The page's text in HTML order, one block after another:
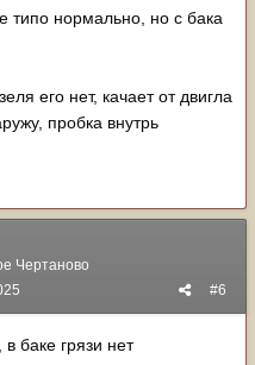
типо нормально, но с бака
его нет, качает от двигла
пробка внутрь
Чертаново
#6
баке грязи нет